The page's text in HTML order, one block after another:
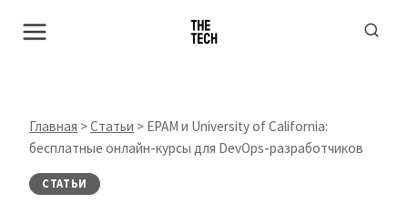
Главная >Статьи > EPAM и University of California:
бесплатные онлайн-курсы для DevOps-разработчиков
СТАТЬИ